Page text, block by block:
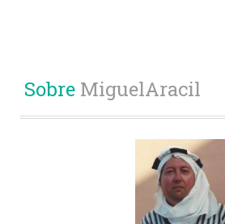
Sobre MiguelAracil